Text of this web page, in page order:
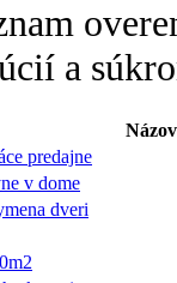
a
Názov
predajne
v dome
dveri